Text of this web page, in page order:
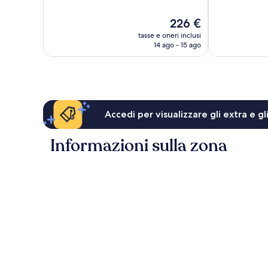
Il
prezzo
attuale
226 €
tasse e oneri inclusi
14 ago - 15 ago
Accedi per visualizzare gli extra e
Informazioni sulla zona